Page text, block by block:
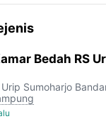
y
L
n
Bedah RS
Sumoharjo